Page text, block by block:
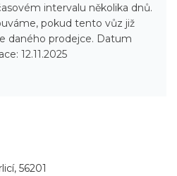
intervalu několika dnů.
pokud tento vůz již
daného prodejce. Datum
12.11.2025
56201